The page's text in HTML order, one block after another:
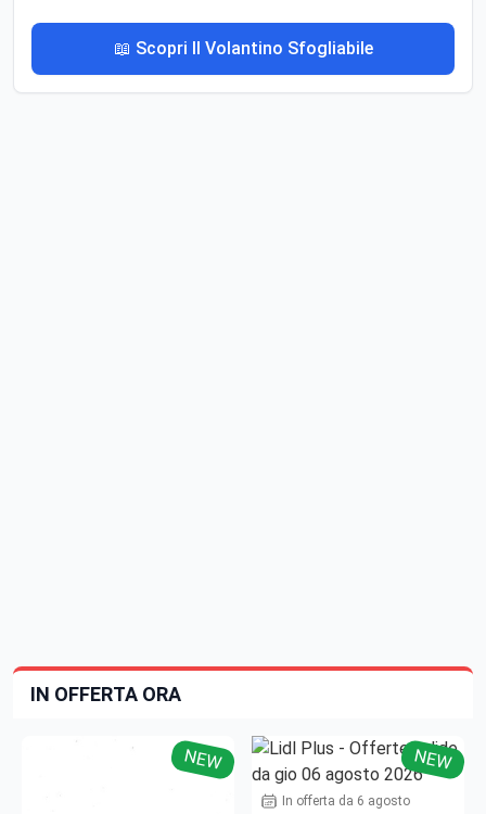
📖 Scopri Il Volantino Sfogliabile
IN OFFERTA ORA
NEW NEW
In offerta da 6 agosto